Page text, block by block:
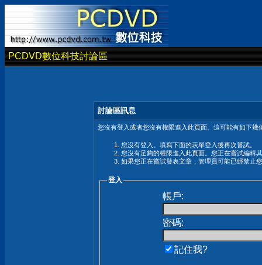
PCDVD數位科技討論區
討論區訊息
您沒有登入或者您沒有權限進入此頁面。這可能有如下幾
您沒有登入。填寫下面的表單登入後再次嘗試。
您沒有足夠的權限進入此頁面。您正在嘗試編輯
如果您正在嘗試發表文章，管理員可能已經禁止
登入
帳戶:
密碼:
記住我?